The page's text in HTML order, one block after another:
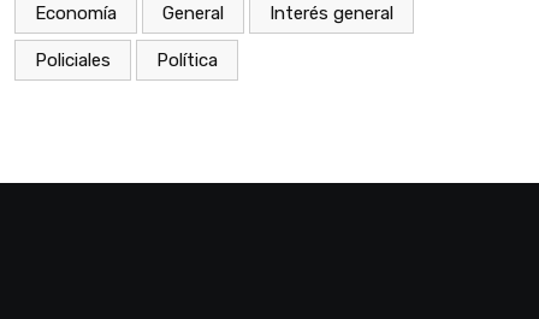
Economía General Interés general
Policiales Política